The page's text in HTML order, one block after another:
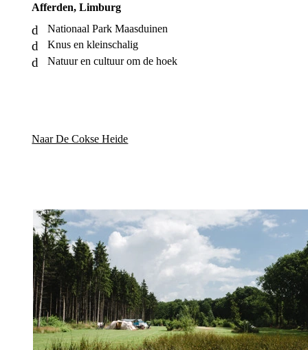
Afferden, Limburg
Nationaal Park Maasduinen
Knus en kleinschalig
Natuur en cultuur om de hoek
Naar De Cokse Heide